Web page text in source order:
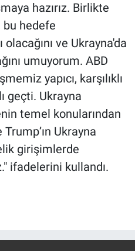
hazırız. Birlikte
bu hedefe
ve Ukrayna'da
umuyorum. ABD
yapıcı, karşılıklı
geçti. Ukrayna
temel konularından
Ukrayna
girişimlerde
ifadelerini kullandı.